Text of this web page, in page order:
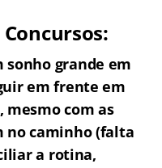
sonho grande em
em frente em
mesmo com as
no caminho (falta
a rotina,